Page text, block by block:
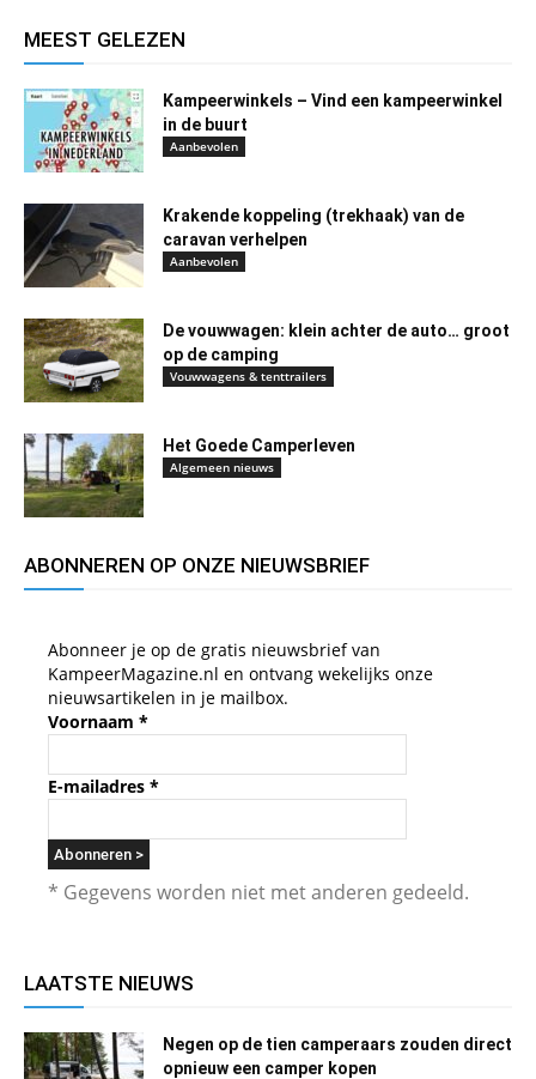
MEEST GELEZEN
Kampeerwinkels – Vind een kampeerwinkel
in de buurt
Aanbevolen
Krakende koppeling (trekhaak) van de
caravan verhelpen
Aanbevolen
De vouwwagen: klein achter de auto… groot
op de camping
Vouwwagens & tenttrailers
Het Goede Camperleven
Algemeen nieuws
ABONNEREN OP ONZE NIEUWSBRIEF
Abonneer je op de gratis nieuwsbrief van
KampeerMagazine.nl en ontvang wekelijks onze
nieuwsartikelen in je mailbox.
Voornaam *
E-mailadres *
* Gegevens worden niet met anderen gedeeld.
LAATSTE NIEUWS
Negen op de tien camperaars zouden direct
opnieuw een camper kopen